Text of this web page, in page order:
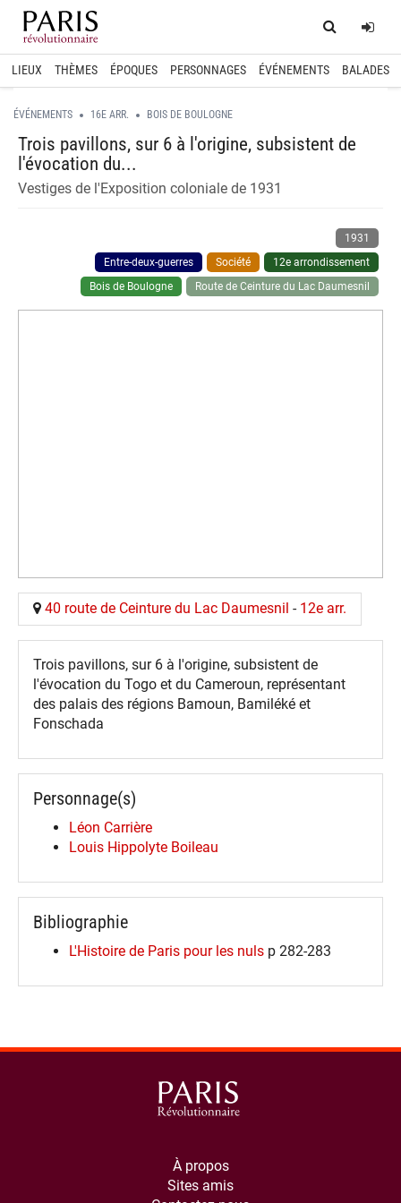
Home
LIEUX THÈMES ÉPOQUES PERSONNAGES ÉVÉNEMENTS BALADES
ÉVÉNEMENTS 16E ARR. BOIS DE BOULOGNE
Trois pavillons, sur 6 à l'origine, subsistent de
l'évocation du...
Vestiges de l'Exposition coloniale de 1931
1931
Entre-deux-guerres
Société
12e arrondissement
Bois de Boulogne
Route de Ceinture du Lac Daumesnil
40 route de Ceinture du Lac Daumesnil - 12e arr.
Trois pavillons, sur 6 à l'origine, subsistent de
l'évocation du Togo et du Cameroun, représentant
des palais des régions Bamoun, Bamiléké et
Fonschada
Personnage(s)
Léon Carrière
Louis Hippolyte Boileau
Bibliographie
L'Histoire de Paris pour les nuls p 282-283
À propos
Sites amis